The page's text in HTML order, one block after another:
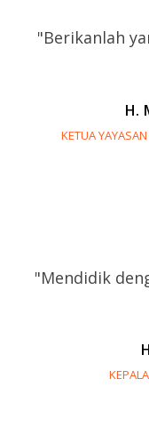
"Berikanlah
H.
KETUA
"Mendidik